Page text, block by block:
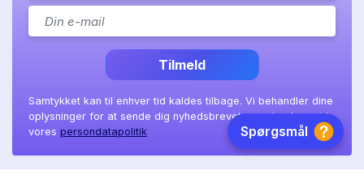
Tilmeld
Samtykket kan til enhver tid kaldes tilbage. Vi behandler dine
oplysninger for at sende dig nyhedsbrevet, som beskrevet i
vores persondatapolitik